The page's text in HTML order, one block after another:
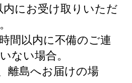
内にお受け取りいただ
間以内に不備のご連
ない場合。
離島へお届けの場